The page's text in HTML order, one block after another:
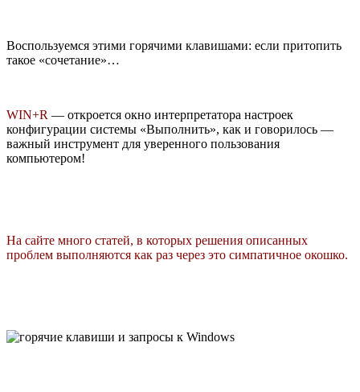
Воспользуемся этими горячими клавишами: если притопить
такое «сочетание»…
WIN+R — откроется окно интерпретатора настроек
конфигурации системы «Выполнить», как и говорилось —
важный инструмент для уверенного пользования
компьютером!
На сайте много статей, в которых решения описанных
проблем выполняются как раз через это симпатичное окошко.